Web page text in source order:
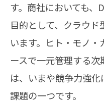
す。商社においても、
目的として、クラウ
います。ヒト・モノ
ースで一元管理する
は、いまや競争力強
課題の一つです。